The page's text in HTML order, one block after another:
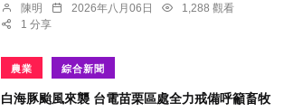
陳明 2026年八月06日
1,288 觀看
1 分享
農業 綜合新聞
白海豚颱風來襲 台電苗栗區處全力戒備呼籲畜牧